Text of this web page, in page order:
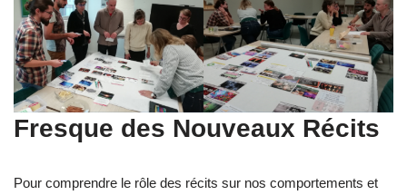
Fresque des Nouveaux Récits
Pour comprendre le rôle des récits sur nos comportements et